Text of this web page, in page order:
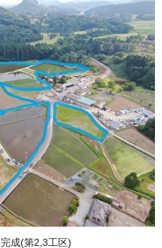
成(第2,3工区)